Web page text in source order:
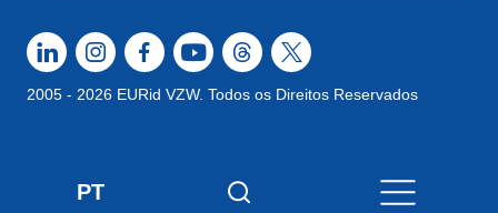
PT
2005 - 2026 EURid VZW. Todos os Direitos Reservados